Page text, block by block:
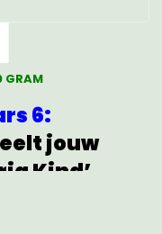
GRAM
6:
jouw
Kind’
Maria